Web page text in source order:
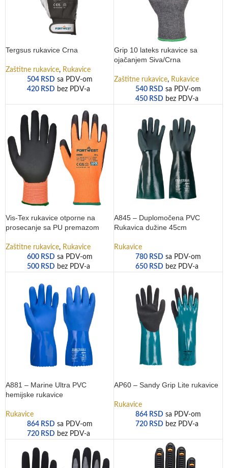
Tergsus rukavice Crna
Zaštitne rukavice, Rukavice
504 RSD sa PDV-om
420 RSD bez PDV-a
Grip 10 lateks rukavice sa
ojačanjem Siva/Crna
Zaštitne rukavice, Rukavice
540 RSD sa PDV-om
450 RSD bez PDV-a
Vis-Tex rukavice otporne na
prosecanje sa PU premazom
Zaštitne rukavice, Rukavice
600 RSD sa PDV-om
500 RSD bez PDV-a
A845 – Duplomočena PVC
Rukavica dužine 45cm
Rukavice
780 RSD sa PDV-om
650 RSD bez PDV-a
A881 – Marine Ultra PVC
hemijske rukavice
Rukavice
864 RSD sa PDV-om
720 RSD bez PDV-a
AP60 – Sandy Grip Lite rukavice
Rukavice
864 RSD sa PDV-om
720 RSD bez PDV-a